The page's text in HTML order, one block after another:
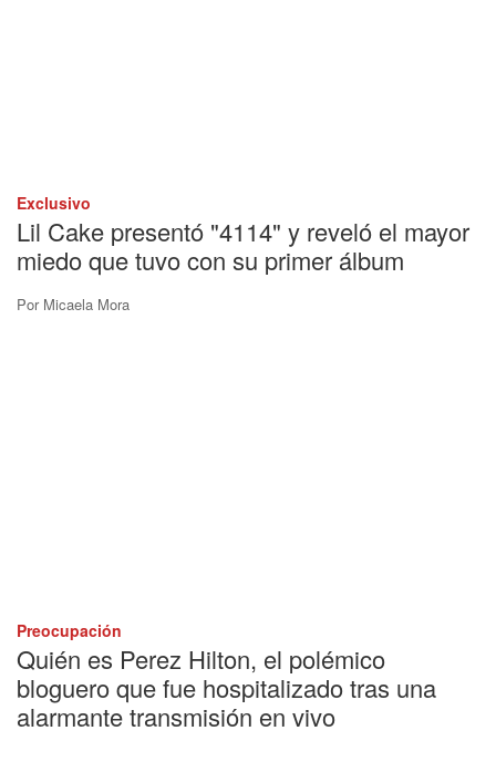
Exclusivo
Lil Cake presentó "4114" y reveló el mayor
miedo que tuvo con su primer álbum
Por Micaela Mora
Preocupación
Quién es Perez Hilton, el polémico
bloguero que fue hospitalizado tras una
alarmante transmisión en vivo